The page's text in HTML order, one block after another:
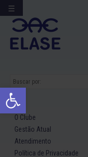
Abrir a barra
Ir
para
conteúdo
O Clube
Gestão Atual
Atendimento
Política de Privacidade
☰